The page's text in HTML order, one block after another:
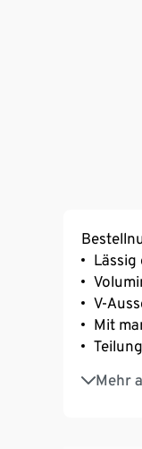
V-
Mit
Mehr
Artikel